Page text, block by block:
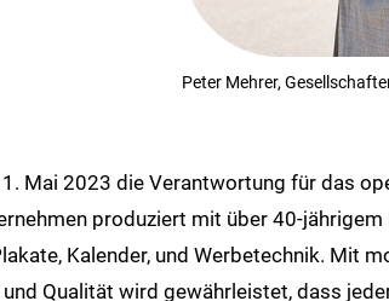
Peter Mehrer,
Mai 2023 die Verantwortung für das
produziert mit über 40-
Kalender, und Werbetechnik. Mit
Qualität wird gewährleistet, dass